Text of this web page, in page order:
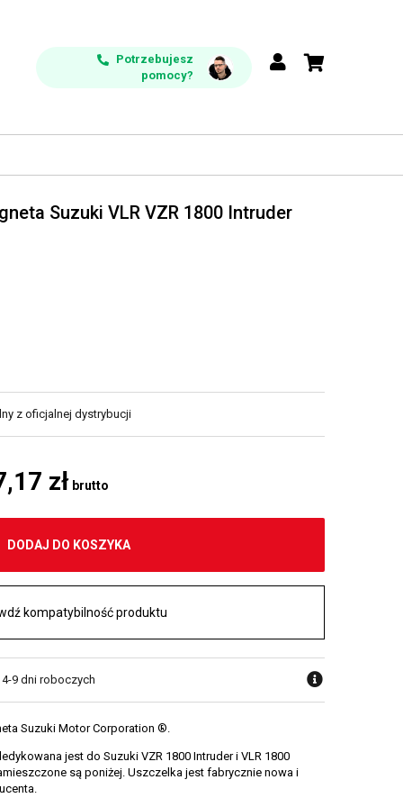
Potrzebujesz
pomocy?
Suzuki VLR VZR 1800 Intruder
z oficjalnej dystrybucji
zł brutto
DODAJ DO KOSZYKA
kompatybilność produktu
9 dni roboczych
Suzuki Motor Corporation ®.
jest do Suzuki VZR 1800 Intruder i VLR 1800
są poniżej. Uszczelka jest fabrycznie nowa i